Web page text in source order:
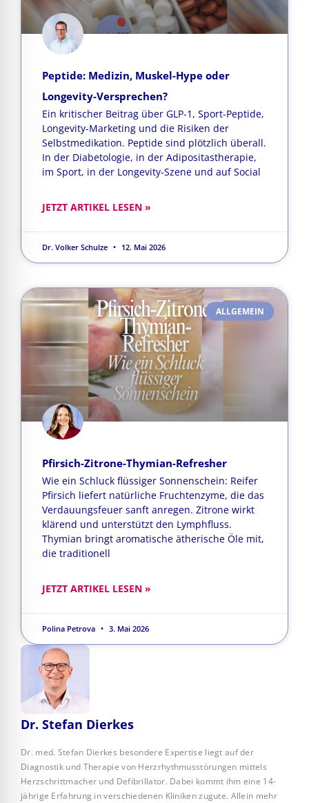
Dr. Stefan Dierkes
Dr. med. Stefan Dierkes besondere Expertise liegt auf der
Diagnostik und Therapie von Herzrhythmusstörungen mittels
Herzschrittmacher und Defibrillator. Dabei kommt ihm eine 14-
jährige Erfahrung in verschiedenen Kliniken zugute. Allein mehr
Peptide: Medizin, Muskel-Hype oder
Longevity-Versprechen?
Ein kritischer Beitrag über GLP-1, Sport-Peptide,
Longevity-Marketing und die Risiken der
Selbstmedikation. Peptide sind plötzlich überall.
In der Diabetologie, in der Adipositastherapie,
im Sport, in der Longevity-Szene und auf Social
JETZT ARTIKEL LESEN »
Dr. Volker Schulze 12. Mai 2026
ALLGEMEIN
Pfirsich-Zitrone-Thymian-Refresher
Wie ein Schluck flüssiger Sonnenschein: Reifer
Pfirsich liefert natürliche Fruchtenzyme, die das
Verdauungsfeuer sanft anregen. Zitrone wirkt
klärend und unterstützt den Lymphfluss.
Thymian bringt aromatische ätherische Öle mit,
die traditionell
JETZT ARTIKEL LESEN »
Polina Petrova 3. Mai 2026